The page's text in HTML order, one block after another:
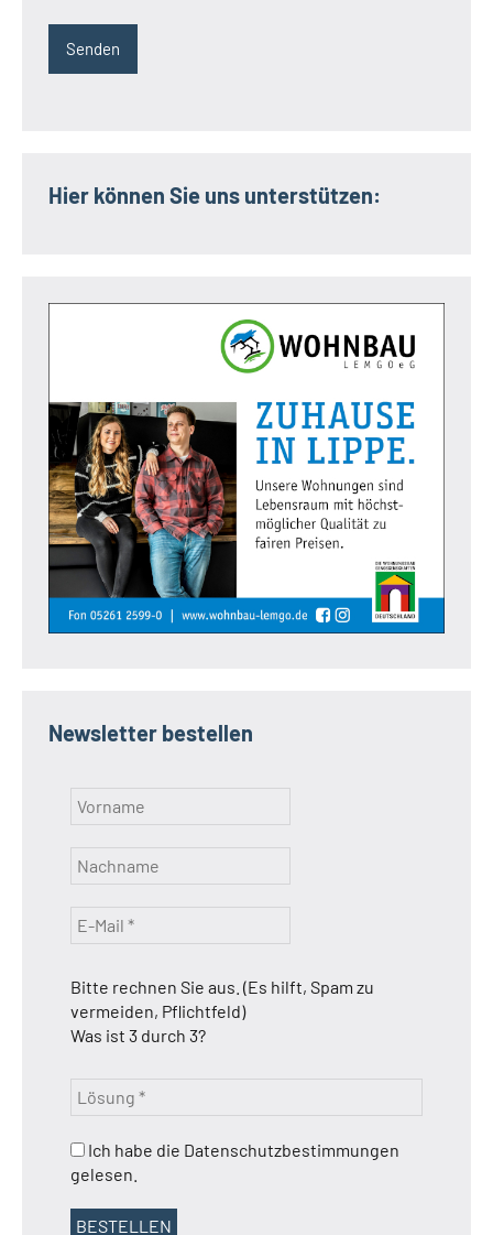
Hier können Sie uns unterstützen:
Newsletter bestellen
Bitte rechnen Sie aus. (Es hilft, Spam zu
vermeiden, Pflichtfeld)
Was ist 3 durch 3?
Ich habe die Datenschutzbestimmungen
gelesen.